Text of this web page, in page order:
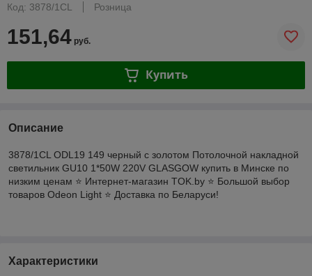
Код: 3878/1CL
Розница
151,64 руб.
Купить
Описание
3878/1CL ODL19 149 черный с золотом Потолочной накладной
светильник GU10 1*50W 220V GLASGOW купить в Минске по
низким ценам ⭐️ Интернет-магазин TOK.by ⭐️ Большой выбор
товаров Odeon Light ⭐️ Доставка по Беларуси!
Характеристики